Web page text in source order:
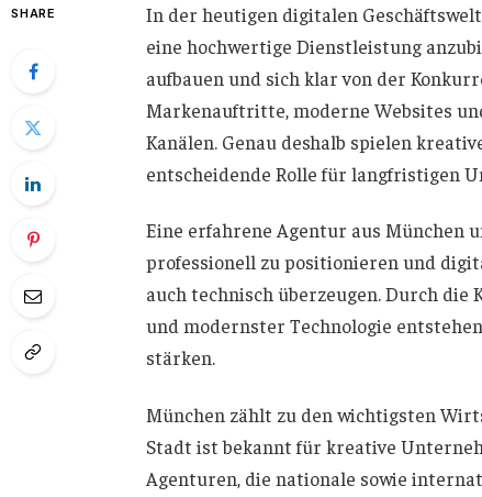
SHARE
In der heutigen digitalen
eine hochwertige Dienstleistung
aufbauen und sich klar von der
Markenauftritte, moderne Websites
Kanälen. Genau deshalb spielen
entscheidende Rolle für langfristigen
Eine erfahrene Agentur aus München
professionell zu positionieren und
auch technisch überzeugen. Durch
und modernster Technologie
stärken.
München zählt zu den wichtigsten
Stadt ist bekannt für kreative
Agenturen, die nationale sowie